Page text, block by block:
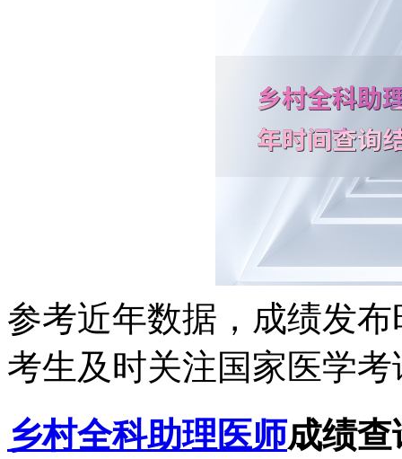
参考近年数据，成绩发
考生及时关注国家医学
乡村全科助理医师成绩